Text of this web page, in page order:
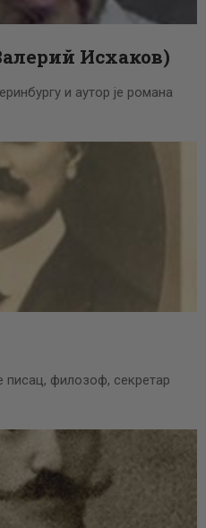
Исхаков)
и аутор је романа
писац, филозоф, секретар